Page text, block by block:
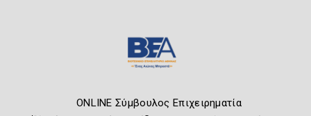
ONLINE Σύμβουλος Επιχειρηματία